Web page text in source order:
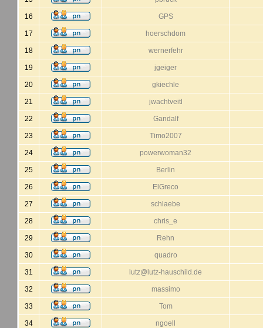
16 GPS
17 hoerschdom
18 wernerfehr
19 jgeiger
20 gkiechle
21 jwachtveitl
22 Gandalf
23 Timo2007
24 powerwoman32
25 Berlin
26 ElGreco
27 schlaebe
28 chris_e
29 Rehn
30 quadro
31 lutz@lutz-hauschild.de
32 massimo
33 Tom
34 ngoell